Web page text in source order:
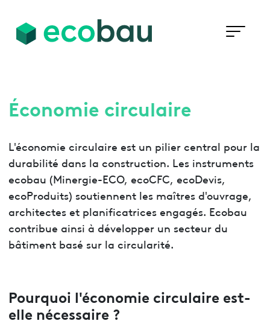
Économie circulaire
L'économie circulaire est un pilier central pour la
durabilité dans la construction. Les instruments
ecobau (Minergie-ECO, ecoCFC, ecoDevis,
ecoProduits) soutiennent les maîtres d'ouvrage,
architectes et planificatrices engagés. Ecobau
contribue ainsi à développer un secteur du
bâtiment basé sur la circularité.
Pourquoi l'économie circulaire est-
elle nécessaire ?